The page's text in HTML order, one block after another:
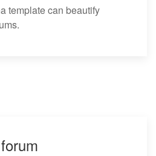
template can beautify